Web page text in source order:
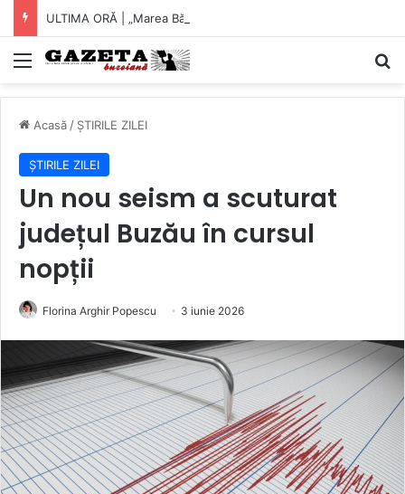
Mediu
Acasă / ȘTIRILE ZILEI
ȘTIRILE ZILEI
Un nou seism a scuturat
județul Buzău în cursul
nopții
Florina Arghir Popescu 3 iunie 2026